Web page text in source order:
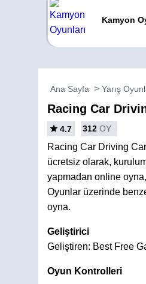
Kamyon
Ana Sayfa Yarış
Racing Car
4.7 312 OY
Racing Car Driving
ücretsiz olarak,
yapmadan online
Oyunlar üzerinde
oyna.
Geliştirici
Geliştiren: Best Free
Oyun Kontrolleri